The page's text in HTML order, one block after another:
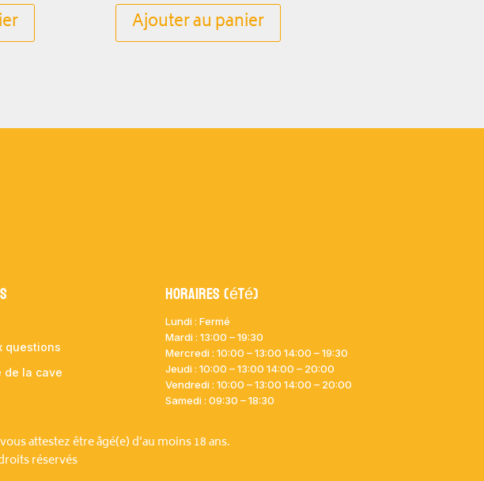
Ajouter au panier
questions
de la cave
Horaires (été)
Lundi : Fermé
Mardi : 13:00 – 19:30
Mercredi : 10:00 – 13:00 14:00 – 19:30
Jeudi : 10:00 – 13:00 14:00 – 20:00
Vendredi : 10:00 – 13:00 14:00 – 20:00
Samedi : 09:30 – 18:30
attestez être âgé(e) d'au moins 18 ans.
réservés